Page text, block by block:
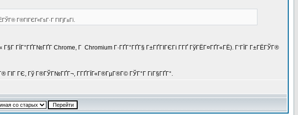
Г®ГІГЄГ«ГѕГ·Г ГІГјГ±Гї.
ГЇГ°ГҐГ№ГҐГ­ Chrome, Г Chromium Г·ГҐГ°ГҐГ§ Г±ГҐГІГЄГі Г­ГҐ ГўГЁГ¤ГҐГ«ГЁ). Г‘ГЇГ Г±ГЁГЎГ®
ГІГ ГЄ, Гў Г®ГЎГ№ГҐГ¬, Г­ГҐГЇГ«Г®ГµГ®Г© ГЎГ°Г ГіГ§ГҐГ°.